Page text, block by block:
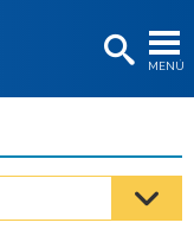
MENÚ